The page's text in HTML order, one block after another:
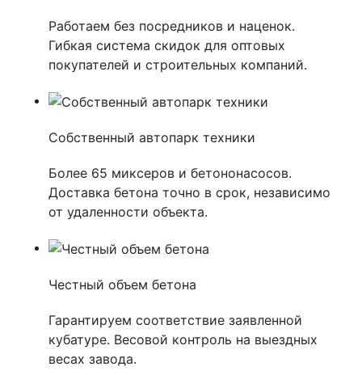
Работаем без посредников и наценок.
Гибкая система скидок для оптовых
покупателей и строительных компаний.
Собственный автопарк техники
Более 65 миксеров и бетононасосов.
Доставка бетона точно в срок, независимо
от удаленности объекта.
Честный объем бетона
Гарантируем соответствие заявленной
кубатуре. Весовой контроль на выездных
весах завода.